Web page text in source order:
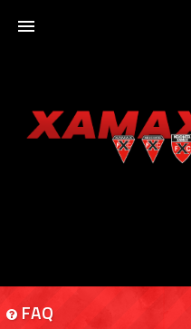
XAMAXFORUM
FAQ